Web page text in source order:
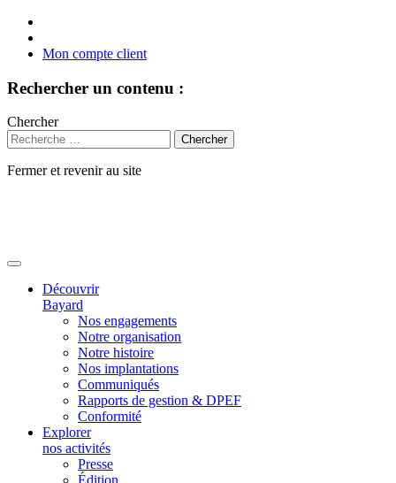
Mon compte client
Rechercher un contenu :
Chercher
Fermer et revenir au site
Découvrir
Bayard
Nos engagements
Notre organisation
Notre histoire
Nos implantations
Communiqués
Rapports de gestion & DPEF
Conformité
Explorer
nos activités
Presse